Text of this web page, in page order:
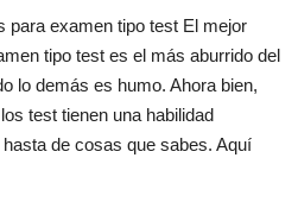
para examen tipo test El mejor
tipo test es el más aburrido del
lo demás es humo. Ahora bien,
test tienen una habilidad
de cosas que sabes. Aquí